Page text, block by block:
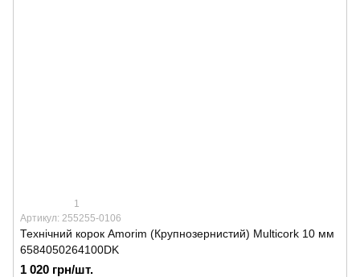
1
Артикул: 255255-0106
Технічний корок Amorim (Крупнозернистий) Multicork 10 мм
6584050264100DK
1 020 грн/шт.